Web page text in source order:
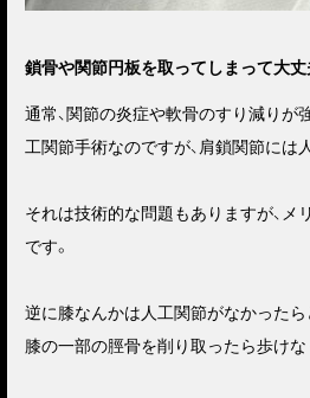
鎖骨や関節円板を取ってしまって大丈
通常、関節の炎症や軟骨のすり減りが
工関節手術なのですが、肩鎖関節には
それは技術的な問題もありますが、メ
です。
逆に膝なんかは人工関節がなかったら
膝の一部の脛骨を削り取ったら歩けな